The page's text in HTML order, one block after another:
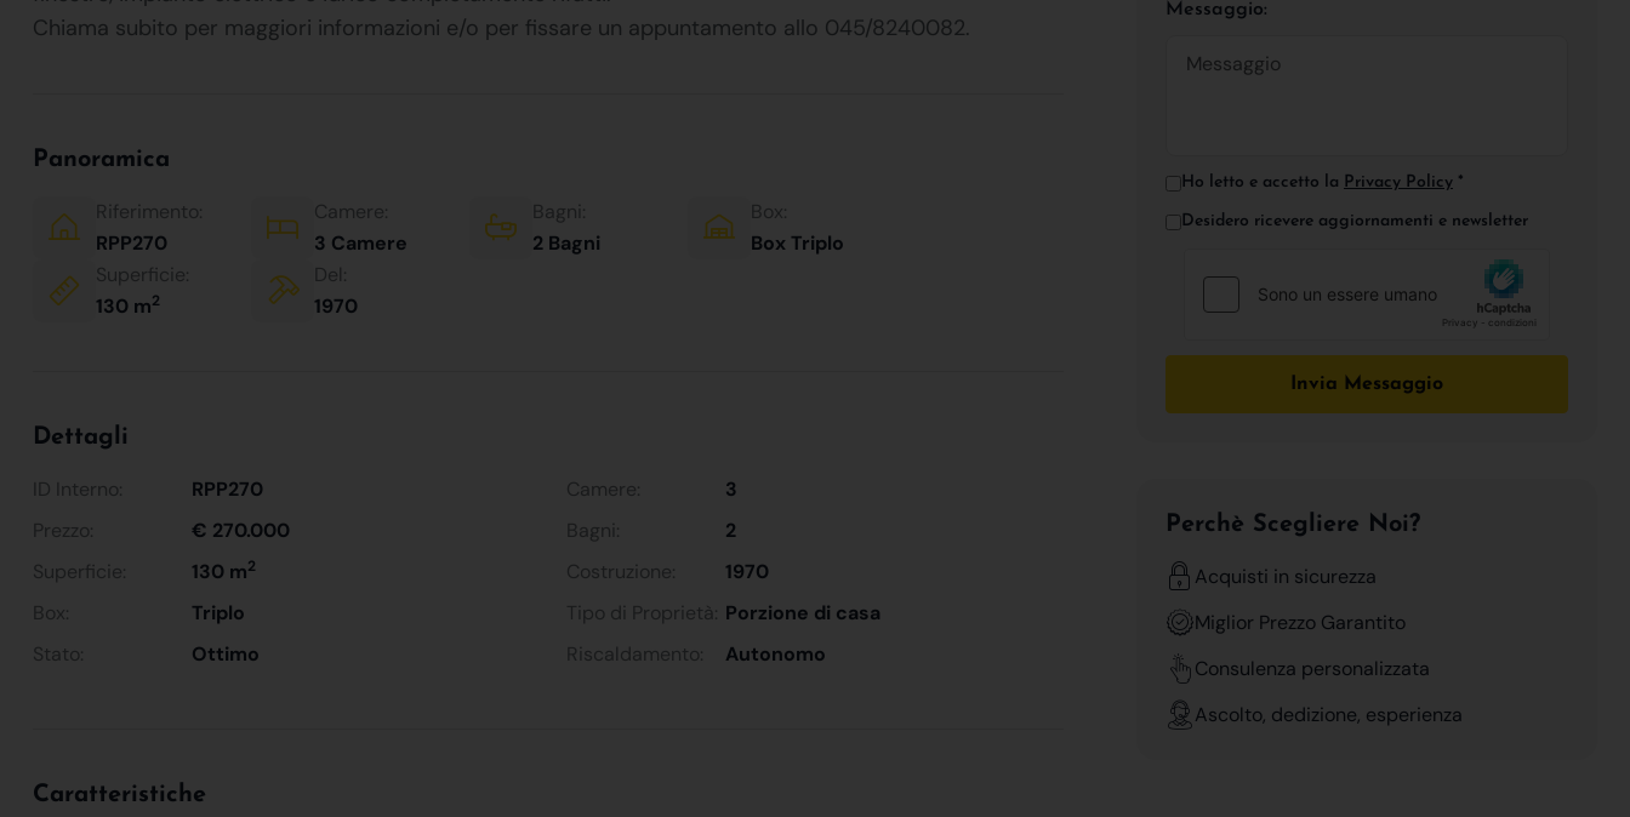
Chiama subito per maggiori informazioni e/o per fissare un appuntamento allo 045/8240082.
Panoramica
Riferimento:
RPP270
Camere:
3 Camere
Bagni:
2 Bagni
Box:
Box Triplo
Superficie:
130 m2
Del:
1970
Dettagli
ID Interno: RPP270 Camere:
3
Prezzo:
€ 270.000 Bagni:
2
Superficie:
130 m2 Costruzione:
1970
Box:
Triplo Tipo di Proprietà: Porzione di casa
Stato:
Ottimo Riscaldamento: Autonomo
Caratteristiche
Messaggio:
Ho letto e accetto la Privacy Policy *
Desidero ricevere aggiornamenti e newsletter
Invia Messaggio
Perchè Scegliere Noi?
Acquisti in sicurezza
Miglior Prezzo Garantito
Consulenza personalizzata
Ascolto, dedizione, esperienza